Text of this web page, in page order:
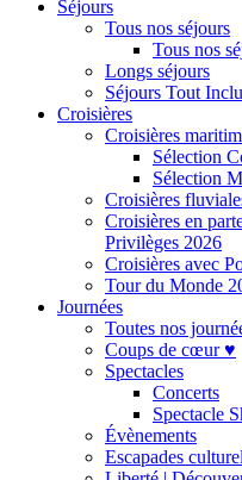
Séjours
Tous nos séjours
Tous nos
Longs séjours
Séjours Tout
Croisières
Croisières
Sélection
Sélection
Croisières
Croisières en
Privilèges 2026
Croisières avec
Tour du Monde
Journées
Toutes nos
Coups de cœur ♥
Spectacles
Concerts
Spectacle
Évènements
Escapades